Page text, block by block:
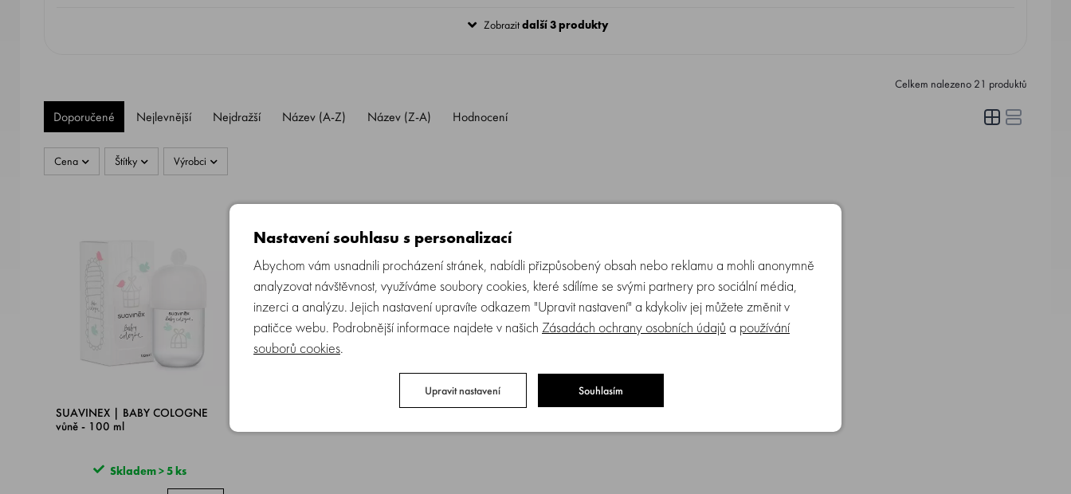
Zobrazitdalší 3 produkty
Celkem nalezeno 21 produktů
Doporučené Nejlevnější Nejdražší Název (A-Z) Název (Z-A) Hodnocení
Cena Štítky Výrobci
SUAVINEX | BABY COLOGNE
vůně - 100 ml
Skladem > 5 ks
Nastavení souhlasu s personalizací
Abychom vám usnadnili procházení stránek, nabídli přizpůsobený obsah nebo reklamu a mohli anonymně
analyzovat návštěvnost, využíváme soubory cookies, které sdílíme se svými partnery pro sociální média,
inzerci a analýzu. Jejich nastavení upravíte odkazem "Upravit nastavení" a kdykoliv jej můžete změnit v
patičce webu. Podrobnější informace najdete v našich Zásadách ochrany osobních údajů a používání
souborů cookies.
Upravit nastavení Souhlasím